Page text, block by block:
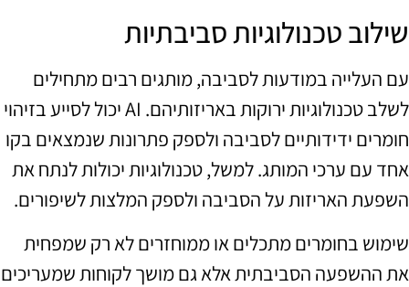
שילוב טכנולוגיות סביבתיות
עם העלייה במודעות לסביבה, מותגים רבים מתחילים
לשלב טכנולוגיות ירוקות באריזותיהם. AI יכול לסייע בזיהוי
חומרים ידידותיים לסביבה ולספק פתרונות שנמצאים בקו
אחד עם ערכי המותג. למשל, טכנולוגיות יכולות לנתח את
השפעת האריזות על הסביבה ולספק המלצות לשיפורים.
שימוש בחומרים מתכלים או ממוחזרים לא רק שמפחית
את ההשפעה הסביבתית אלא גם מושך לקוחות שמעריכים